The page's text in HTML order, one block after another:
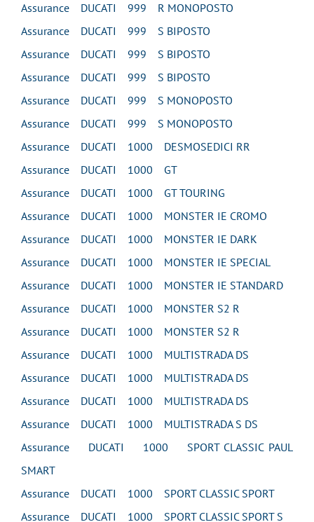
Assurance DUCATI 999 R MONOPOSTO
Assurance DUCATI 999 S BIPOSTO
Assurance DUCATI 999 S BIPOSTO
Assurance DUCATI 999 S BIPOSTO
Assurance DUCATI 999 S MONOPOSTO
Assurance DUCATI 999 S MONOPOSTO
Assurance DUCATI 1000 DESMOSEDICI RR
Assurance DUCATI 1000 GT
Assurance DUCATI 1000 GT TOURING
Assurance DUCATI 1000 MONSTER IE CROMO
Assurance DUCATI 1000 MONSTER IE DARK
Assurance DUCATI 1000 MONSTER IE SPECIAL
Assurance DUCATI 1000 MONSTER IE STANDARD
Assurance DUCATI 1000 MONSTER S2 R
Assurance DUCATI 1000 MONSTER S2 R
Assurance DUCATI 1000 MULTISTRADA DS
Assurance DUCATI 1000 MULTISTRADA DS
Assurance DUCATI 1000 MULTISTRADA DS
Assurance DUCATI 1000 MULTISTRADA S DS
Assurance DUCATI 1000 SPORT CLASSIC PAUL
SMART
Assurance DUCATI 1000 SPORT CLASSIC SPORT
Assurance DUCATI 1000 SPORT CLASSIC SPORT S